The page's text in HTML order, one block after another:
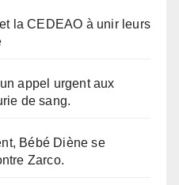
la CEDEAO à unir leurs
appel urgent aux
de sang.
Bébé Diène se
Zarco.